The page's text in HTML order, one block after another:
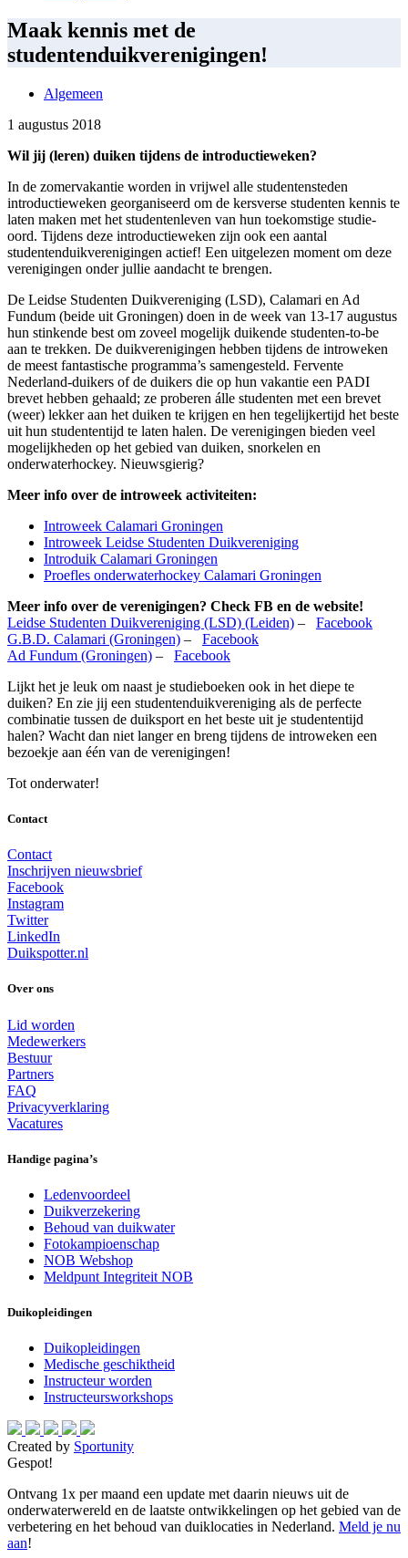
Maak kennis met de
studentenduikverenigingen!
Algemeen
1 augustus 2018
Wil jij (leren) duiken tijdens de introductieweken?
In de zomervakantie worden in vrijwel alle studentensteden
introductieweken georganiseerd om de kersverse studenten kennis te
laten maken met het studentenleven van hun toekomstige studie-
oord. Tijdens deze introductieweken zijn ook een aantal
studentenduikverenigingen actief! Een uitgelezen moment om deze
verenigingen onder jullie aandacht te brengen.
De Leidse Studenten Duikvereniging (LSD), Calamari en Ad
Fundum (beide uit Groningen) doen in de week van 13-17 augustus
hun stinkende best om zoveel mogelijk duikende studenten-to-be
aan te trekken. De duikverenigingen hebben tijdens de introweken
de meest fantastische programma’s samengesteld. Fervente
Nederland-duikers of de duikers die op hun vakantie een PADI
brevet hebben gehaald; ze proberen álle studenten met een brevet
(weer) lekker aan het duiken te krijgen en hen tegelijkertijd het beste
uit hun studententijd te laten halen. De verenigingen bieden veel
mogelijkheden op het gebied van duiken, snorkelen en
onderwaterhockey. Nieuwsgierig?
Meer info over de introweek activiteiten:
Introweek Calamari Groningen
Introweek Leidse Studenten Duikvereniging
Introduik Calamari Groningen
Proefles onderwaterhockey Calamari Groningen
Meer info over de verenigingen? Check FB en de website!
Leidse Studenten Duikvereniging (LSD) (Leiden) – Facebook
G.B.D. Calamari (Groningen) – Facebook
Ad Fundum (Groningen) – Facebook
Lijkt het je leuk om naast je studieboeken ook in het diepe te
duiken? En zie jij een studentenduikvereniging als de perfecte
combinatie tussen de duiksport en het beste uit je studententijd
halen? Wacht dan niet langer en breng tijdens de introweken een
bezoekje aan één van de verenigingen!
Tot onderwater!
Contact
Contact
Inschrijven nieuwsbrief
Facebook
Instagram
Twitter
LinkedIn
Duikspotter.nl
Over ons
Lid worden
Medewerkers
Bestuur
Partners
FAQ
Privacyverklaring
Vacatures
Handige pagina’s
Ledenvoordeel
Duikverzekering
Behoud van duikwater
Fotokampioenschap
NOB Webshop
Meldpunt Integriteit NOB
Duikopleidingen
Duikopleidingen
Medische geschiktheid
Instructeur worden
Instructeursworkshops
Created by Sportunity
Gespot!
Ontvang 1x per maand een update met daarin nieuws uit de
onderwaterwereld en de laatste ontwikkelingen op het gebied van de
verbetering en het behoud van duiklocaties in Nederland. Meld je nu
aan!